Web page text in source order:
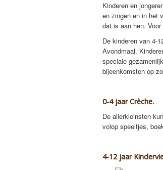
Kinderen en
en zingen en in het
dat is aan hen.
De kinderen van 4-
Avondmaal.
speciale
bijeenkomsten op
0-4 jaar Crèche.
De allerkleinsten
volop speeltjes,
4-12 jaar